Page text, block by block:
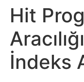
Hit
İndeks